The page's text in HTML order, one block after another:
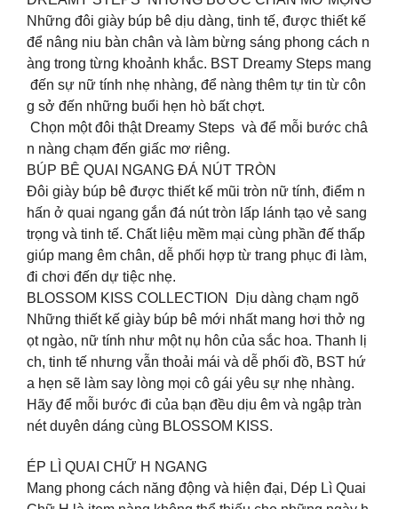
Những đôi giày búp bê dịu dàng, tinh tế, được thiết kế
để nâng niu bàn chân và làm bừng sáng phong cách n
àng trong từng khoảnh khắc. BST Dreamy Steps mang
đến sự nữ tính nhẹ nhàng, để nàng thêm tự tin từ côn
g sở đến những buổi hẹn hò bất chợt.
Chọn một đôi thật Dreamy Steps và để mỗi bước châ
n nàng chạm đến giấc mơ riêng.
BÚP BÊ QUAI NGANG ĐÁ NÚT TRÒN
Đôi giày búp bê được thiết kế mũi tròn nữ tính, điểm n
hấn ở quai ngang gắn đá nút tròn lấp lánh tạo vẻ sang
trọng và tinh tế. Chất liệu mềm mại cùng phần đế thấp
giúp mang êm chân, dễ phối hợp từ trang phục đi làm,
đi chơi đến dự tiệc nhẹ.
BLOSSOM KISS COLLECTION Dịu dàng chạm ngõ
Những thiết kế giày búp bê mới nhất mang hơi thở ng
ọt ngào, nữ tính như một nụ hôn của sắc hoa. Thanh lị
ch, tinh tế nhưng vẫn thoải mái và dễ phối đồ, BST hứ
a hẹn sẽ làm say lòng mọi cô gái yêu sự nhẹ nhàng.
Hãy để mỗi bước đi của bạn đều dịu êm và ngập tràn
nét duyên dáng cùng BLOSSOM KISS.
ÉP LÌ QUAI CHỮ H NGANG
Mang phong cách năng động và hiện đại, Dép Lì Quai